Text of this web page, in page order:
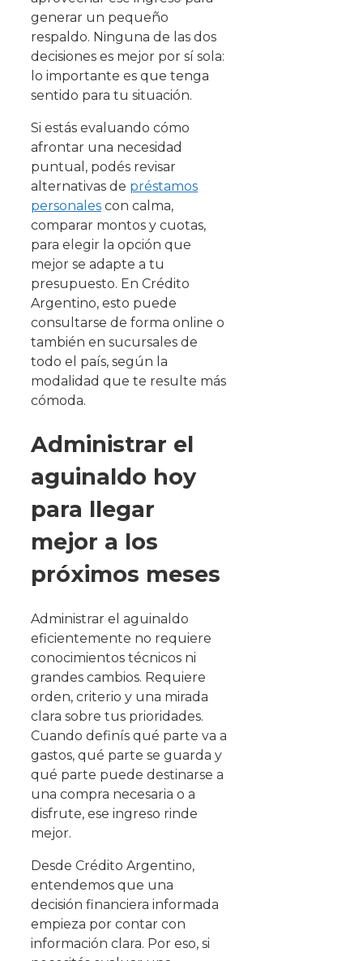
generar un pequeño
respaldo. Ninguna de las dos
decisiones es mejor por sí sola:
lo importante es que tenga
sentido para tu situación.
Si estás evaluando cómo
afrontar una necesidad
puntual, podés revisar
alternativas de préstamos
personales con calma,
comparar montos y cuotas,
para elegir la opción que
mejor se adapte a tu
presupuesto. En Crédito
Argentino, esto puede
consultarse de forma online o
también en sucursales de
todo el país, según la
modalidad que te resulte más
cómoda.
Administrar el
aguinaldo hoy
para llegar
mejor a los
próximos meses
Administrar el aguinaldo
eficientemente no requiere
conocimientos técnicos ni
grandes cambios. Requiere
orden, criterio y una mirada
clara sobre tus prioridades.
Cuando definís qué parte va a
gastos, qué parte se guarda y
qué parte puede destinarse a
una compra necesaria o a
disfrute, ese ingreso rinde
mejor.
Desde Crédito Argentino,
entendemos que una
decisión financiera informada
empieza por contar con
información clara. Por eso, si